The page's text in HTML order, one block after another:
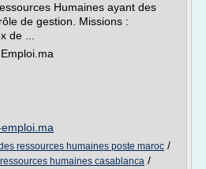
Humaines ayant des
de gestion. Missions :
de ...
ressources humaines poste maroc /
humaines casablanca /